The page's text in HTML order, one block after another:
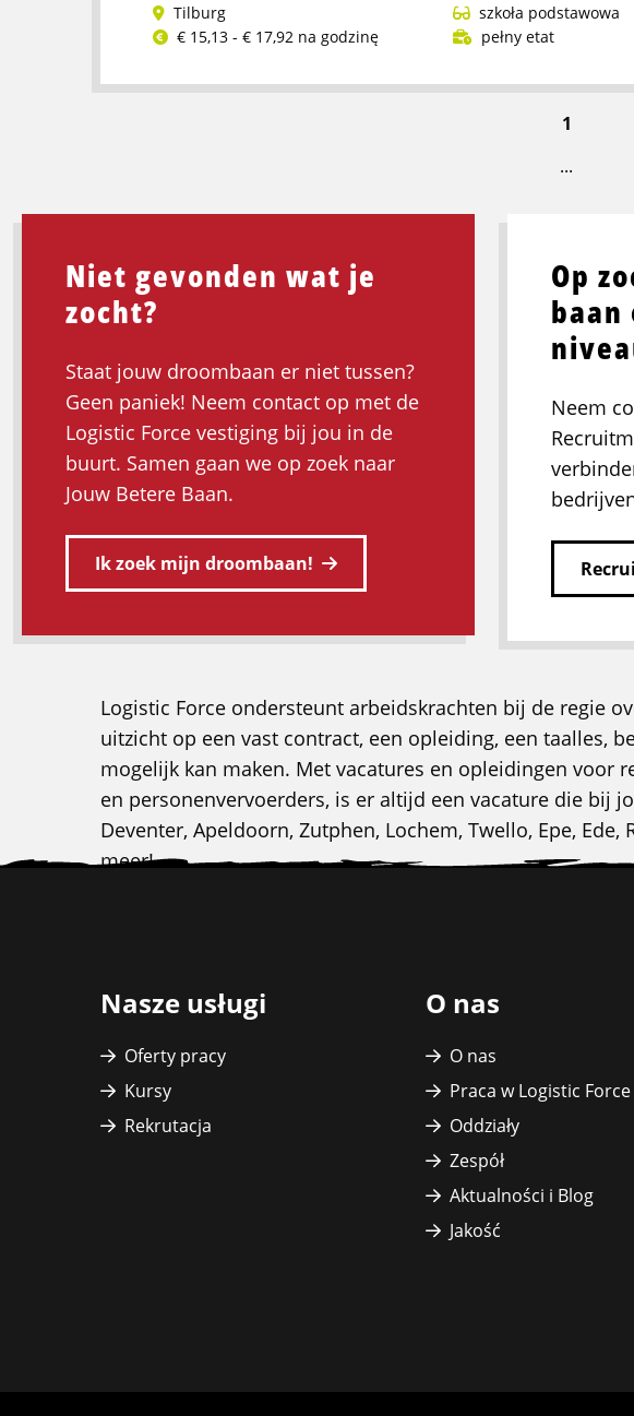
Tilburg
szkoła podstawowa
€ 15,13 - € 17,92 na godzinę
pełny etat
więcej
Stream
1
...
Niet gevonden wat je
zocht?
Staat jouw droombaan er niet tussen?
Geen paniek! Neem contact op met de
Logistic Force vestiging bij jou in de
buurt. Samen gaan we op zoek naar
Jouw Betere Baan.
Ik zoek mijn droombaan!
Op
baan
Neem
Logistic Force ondersteunt arbeidskrachten bij de regie
uitzicht op een vast contract, een opleiding, een taalles,
mogelijk kan maken. Met vacatures en opleidingen voor
en personenvervoerders, is er altijd een vacature die bij
Deventer, Apeldoorn, Zutphen, Lochem, Twello, Epe,
meer!
Nasze usługi
Oferty pracy
Kursy
Rekrutacja
O nas
O nas
Praca w Logistic Force
Oddziały
Zespół
Aktualności i Blog
Jakość